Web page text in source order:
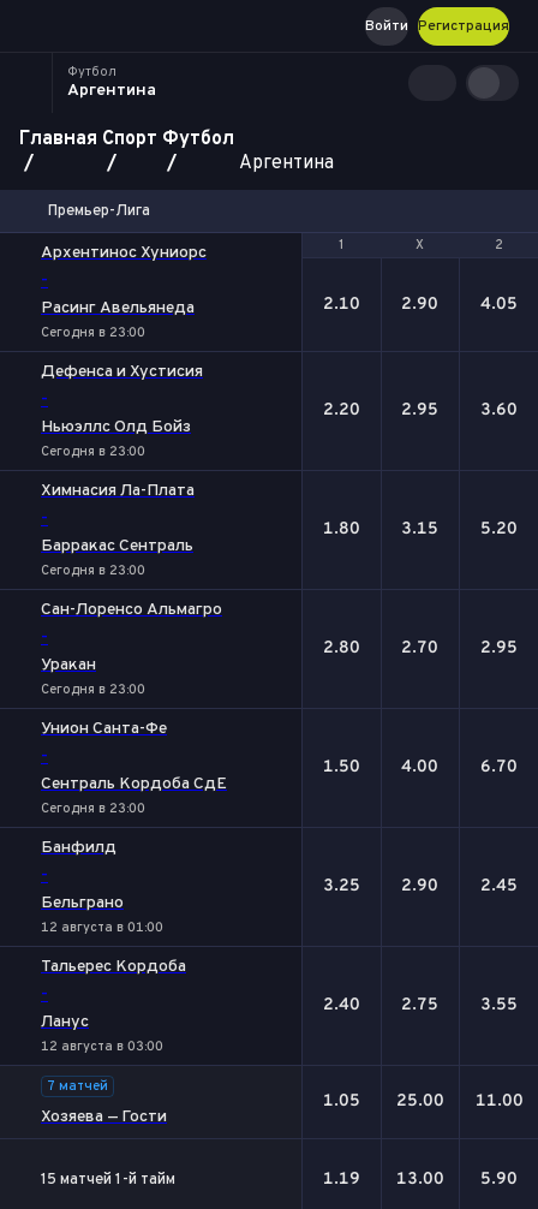
Регистрация
Войти
Футбол
Аргентина
Главная Спорт Футбол
Аргентина
Премьер-Лига
1 Х 2
Архентинос Хуниорс
-
Расинг Авельянеда
Сегодня в 23:00
1 Х 2
2.10 2.90 4.05
Дефенса и Хустисия
-
Ньюэллс Олд Бойз
Сегодня в 23:00
2.20 2.95 3.60
Химнасия Ла-Плата
-
Барракас Сентраль
Сегодня в 23:00
1.80 3.15 5.20
Сан-Лоренсо Альмагро
-
Уракан
Сегодня в 23:00
2.80 2.70 2.95
Унион Санта-Фе
-
Сентраль Кордоба СдЕ
Сегодня в 23:00
1.50 4.00 6.70
Банфилд
-
Бельграно
12 августа в 01:00
3.25 2.90 2.45
Тальерес Кордоба
-
Ланус
12 августа в 03:00
2.40 2.75 3.55
7 матчей
Хозяева — Гости
1.05 25.00 11.00
15 матчей 1-й тайм 1.19 13.00 5.90